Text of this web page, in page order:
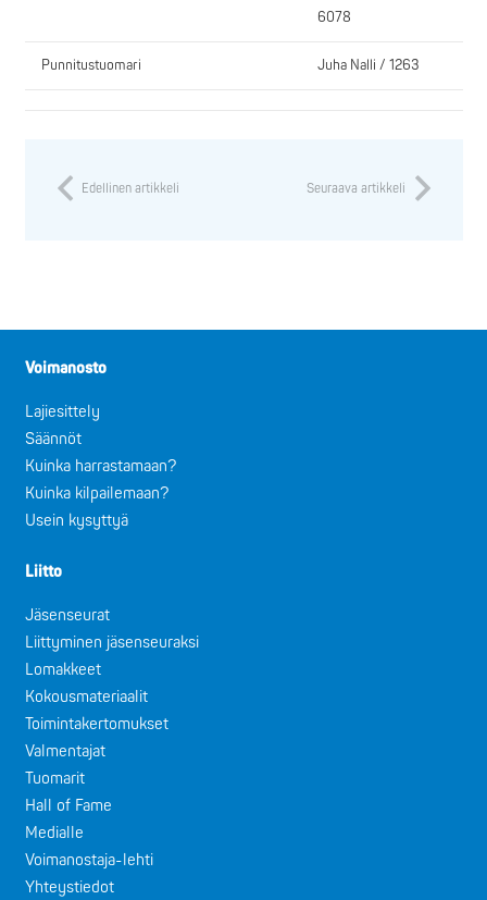
6078
Punnitustuomari Juha Nalli / 1263
Edellinen artikkeli Seuraava artikkeli
Voimanosto
Lajiesittely
Säännöt
Kuinka harrastamaan?
Kuinka kilpailemaan?
Usein kysyttyä
Liitto
Jäsenseurat
Liittyminen jäsenseuraksi
Lomakkeet
Kokousmateriaalit
Toimintakertomukset
Valmentajat
Tuomarit
Hall of Fame
Medialle
Voimanostaja-lehti
Yhteystiedot